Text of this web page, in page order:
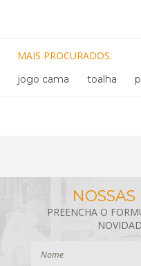
MAIS PROCURADOS
jogo cama toalha